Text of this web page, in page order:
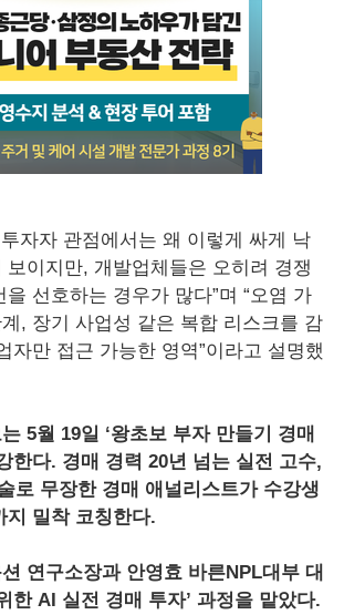
자자 관점에서는 왜 이렇게 싸게 낙
보이지만, 개발업체들은 오히려 경쟁
선호하는 경우가 많다”며 “오염 가
, 장기 사업성 같은 복합 리스크를 감
자만 접근 가능한 영역”이라고 설명했
5월 19일 ‘왕초보 부자 만들기 경매
한다. 경매 경력 20년 넘는 실전 고수,
로 무장한 경매 애널리스트가 수강생
지 밀착 코칭한다.
연구소장과 안영효 바른NPL대부 대
한 AI 실전 경매 투자’ 과정을 맡았다.